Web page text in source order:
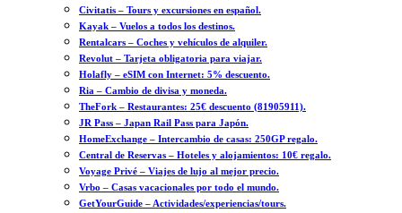
Civitatis – Tours y excursiones en español.
Kayak – Vuelos a todos los destinos.
Rentalcars – Coches y vehículos de alquiler.
Revolut – Tarjeta obligatoria para viajar.
Holafly – eSIM con Internet: 5% descuento.
Ria – Cambio de divisa y moneda.
TheFork – Restaurantes: 25€ descuento (81905911).
JR Pass – Japan Rail Pass para Japón.
HomeExchange – Intercambio de casas: 250GP regalo.
Central de Reservas – Hoteles y alojamientos: 10€ regalo.
Voyage Privé – Viajes de lujo al mejor precio.
Vrbo – Casas vacacionales por todo el mundo.
GetYourGuide – Actividades/experiencias/tours.